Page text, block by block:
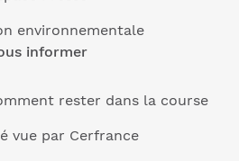
environnementale
informer
rester dans la course
vue par Cerfrance